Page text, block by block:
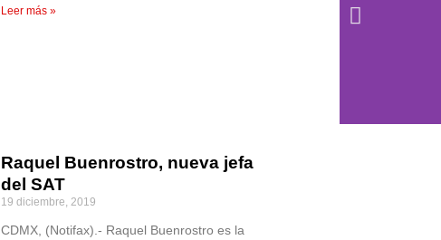
Leer más »
Raquel Buenrostro, nueva jefa
del SAT
19 diciembre, 2019
CDMX, (Notifax).- Raquel Buenrostro es la